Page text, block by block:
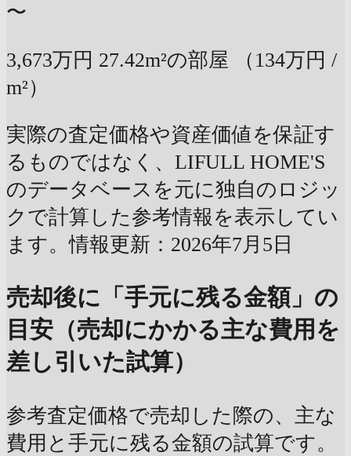
〜
3,673万円 27.42m²の部屋
（134万円 /
m²）
実際の査定価格や資産価値を保証す
るものではなく、LIFULL HOME'S
のデータベースを元に独自のロジッ
クで計算した参考情報を表示してい
ます。情報更新：2026年7月5日
売却後に「手元に残る金額」の
目安（売却にかかる主な費用を
差し引いた試算）
参考査定価格で売却した際の、主な
費用と手元に残る金額の試算です。